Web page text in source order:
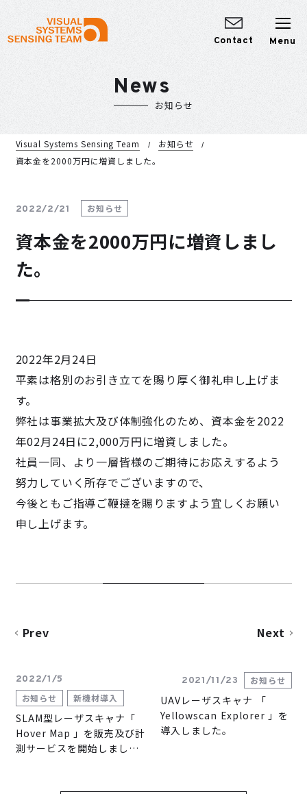
Contact
News
お知らせ
Visual Systems Sensing Team
お知らせ
資本金を2000万円に増資しました。
2022/2/21 お知らせ
資本金を2000万円に増資しまし
た。
2022年2月24日
平素は格別のお引き立てを賜り厚く御礼申し上げま
す。
弊社は事業拡大及び体制強化のため、資本金を2022
年02月24日に2,000万円に増資しました。
社員一同、より一層皆様のご期待にお応えするよう
努力していく所存でございますので、
今後ともご指導ご鞭撻を賜りますよう宜しくお願い
申し上げます。
Prev
2022/1/5
お知らせ
新機材導入
SLAM型レーザスキャナ「
Hover Map 」を販売及び計
測サービスを開始しまし
Next
2021/11/23 お知らせ
UAVレーザスキャナ 「
Yellowscan Explorer 」を
導入しました。